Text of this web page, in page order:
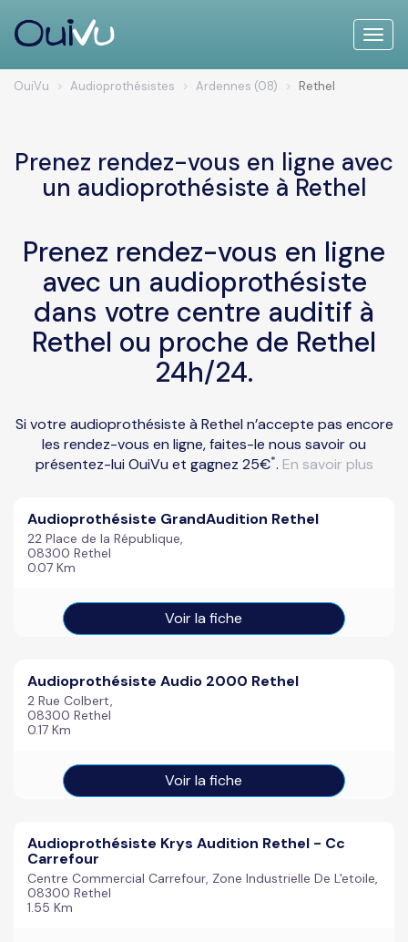
Toggle
OuiVu Audioprothésistes Ardennes (08) Rethel
Prenez rendez-vous en ligne avec
un audioprothésiste à Rethel
Prenez rendez-vous en ligne
avec un audioprothésiste
dans votre centre auditif à
Rethel ou proche de Rethel
24h/24.
Si votre audioprothésiste à Rethel n’accepte pas encore
les rendez-vous en ligne, faites-le nous savoir ou
présentez-lui OuiVu et gagnez 25€*. En savoir plus
Audioprothésiste GrandAudition Rethel
22 Place de la République,
08300 Rethel
0.07 Km
Voir la fiche
Audioprothésiste Audio 2000 Rethel
2 Rue Colbert,
08300 Rethel
0.17 Km
Voir la fiche
Audioprothésiste Krys Audition Rethel - Cc
Carrefour
Centre Commercial Carrefour, Zone Industrielle De L'etoile,
08300 Rethel
1.55 Km